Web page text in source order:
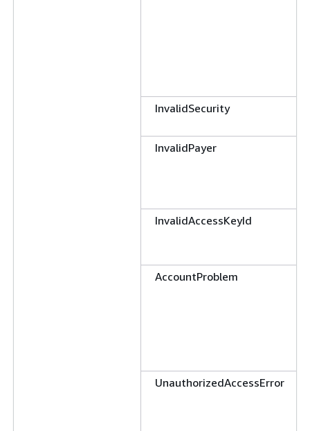
InvalidSecurity
InvalidPayer
InvalidAccessKeyId
AccountProblem
UnauthorizedAccessError